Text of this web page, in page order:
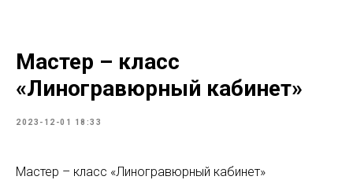
Мастер – класс
«Линогравюрный кабинет»
2023-12-01 18:33
Мастер – класс «Линогравюрный кабинет»